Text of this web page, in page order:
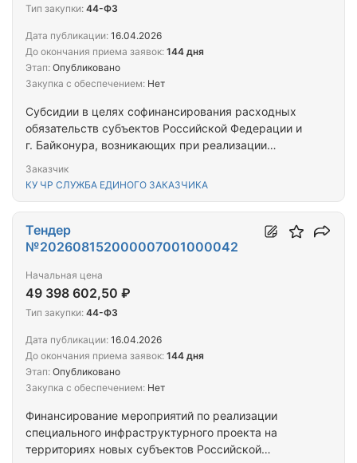
организаций отдыха детей и их оздоровления)
Субсидии в целях софинансирования расходных
обязательств субъектов Российской Федерации и
г. Байконура, возникающих при реализации
современной инфраструктуры для отдыха детей и
строений, сооружений (быстровозводимых
конструкций), а также при проведении
капитального ремонта объектов инфраструктуры
(Созданы современные условия для отдыха детей
и их оздоровления, путем проведения
капитального ремонта объектов отдыха детей и их
Заказчик
КУ ЧР СЛУЖБА ЕДИНОГО ЗАКАЗЧИКА
Тип закупки: 44-ФЗ
Дата публикации: 16.04.2026
До окончания приема заявок: 144 дня
Этап: Опубликовано
Закупка с обеспечением: Нет
Финансирование мероприятий по реализации
специального инфраструктурного проекта на
территориях новых субъектов Российской
Тендер
№202608152000007001000042
Начальная цена
49 398 602,50 ₽
Тип закупки: 44-ФЗ
Дата публикации: 16.04.2026
До окончания приема заявок: 144 дня
Этап: Опубликовано
Закупка с обеспечением: Нет